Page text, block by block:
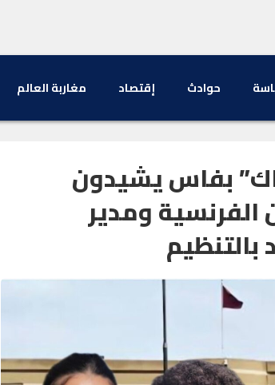
حوادث إقتصاد مغاربة العالم
بفاس يشيدون
ومدير
بالتنظيم